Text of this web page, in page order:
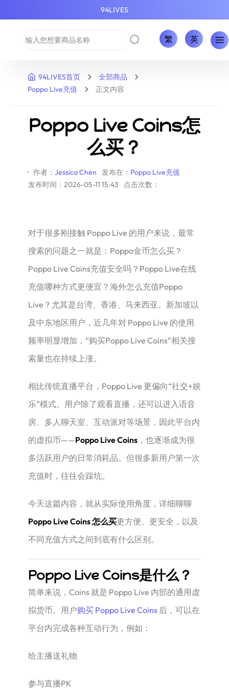
94LIVES
繁 英
94LIVES首页
全部商品
Poppo Live充值
正文内容
Poppo Live Coins怎
么买？
作者： Jessica Chen 发布在： Poppo Live充值
发布时间：2026-05-11 15:43
点击次数：
对于很多刚接触 Poppo Live 的用户来说，最常
搜索的问题之一就是：Poppo金币怎么买？
Poppo Live Coins充值安全吗？Poppo Live在线
充值哪种方式更便宜？海外怎么充值Poppo
Live？尤其是台湾、香港、马来西亚、新加坡以
及中东地区用户，近几年对 Poppo Live 的使用
频率明显增加，“购买Poppo Live Coins”相关搜
索量也在持续上涨。
相比传统直播平台，Poppo Live 更偏向“社交+娱
乐”模式。用户除了观看直播，还可以进入语音
房、多人聊天室、互动派对等场景，因此平台内
的虚拟币——Poppo Live Coins，也逐渐成为很
多活跃用户的日常消耗品。但很多新用户第一次
充值时，往往会踩坑。
今天这篇内容，就从实际使用角度，详细聊聊
Poppo Live Coins 怎么买更方便、更安全，以及
不同充值方式之间到底有什么区别。
Poppo Live Coins是什么？
简单来说，Coins 就是 Poppo Live 内部的通用虚
拟货币。用户购买 Poppo Live Coins后，可以在
平台内完成各种互动行为，例如：
给主播送礼物
参与直播PK